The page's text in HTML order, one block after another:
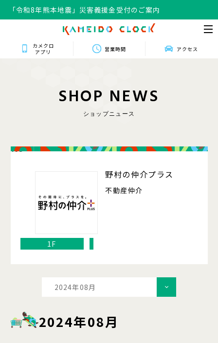
「令和8年熊本地震」災害義援金受付のご案内
「令和8年熊本地震」災害義援金受付のご案内
カメクロ
アプリ
営業時間 アクセス
SHOP NEWS
ショップニュース
103
野村の仲介プラス
不動産仲介
1F
2024年08月
2024年08月